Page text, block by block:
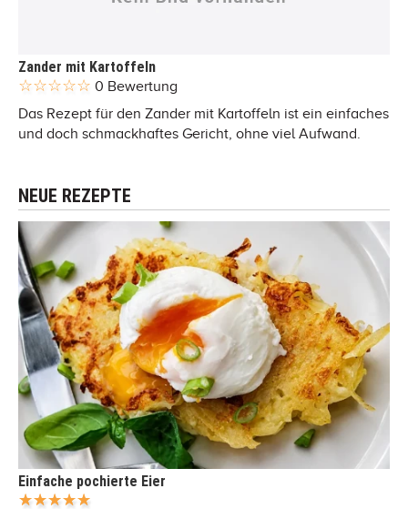
Zander mit Kartoffeln
0 Bewertung
Das Rezept für den Zander mit Kartoffeln ist ein einfaches
und doch schmackhaftes Gericht, ohne viel Aufwand.
NEUE REZEPTE
Einfache pochierte Eier